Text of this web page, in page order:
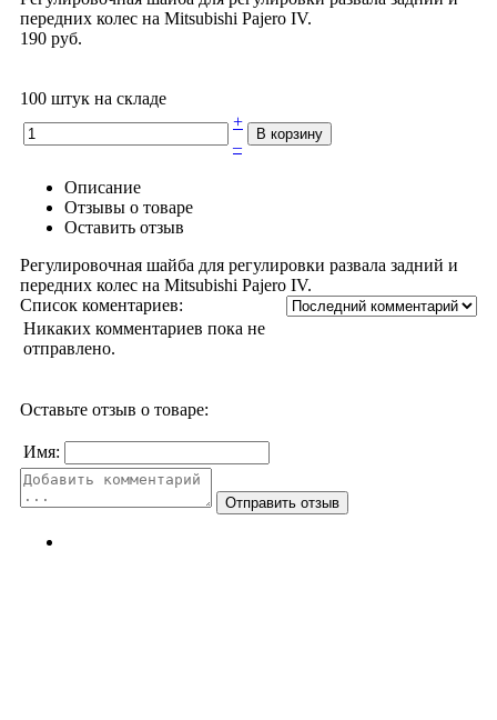
передних колес на Mitsubishi Pajero IV.
190 руб.
100 штук на складе
+
–
Описание
Отзывы о товаре
Оставить отзыв
Регулировочная шайба для регулировки развала задний и
передних колес на Mitsubishi Pajero IV.
Список коментариев:
Никаких комментариев пока не
отправлено.
Оставьте отзыв о товаре:
Имя: